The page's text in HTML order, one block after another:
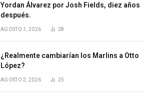
Yordan Álvarez por Josh Fields, diez años
después.
AGOSTO 1, 2026 28
¿Realmente cambiarían los Marlins a Otto
López?
AGOSTO 2, 2026 25